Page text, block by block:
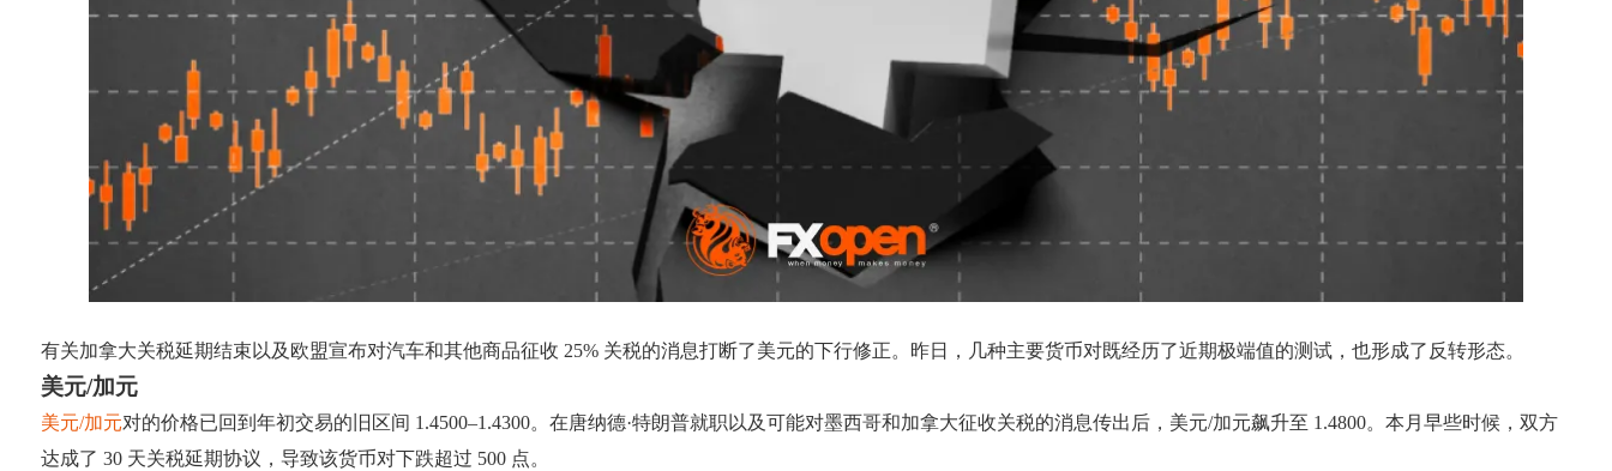
有关加拿大关税延期结束以及欧盟宣布对汽车和其他商品征收 25% 关税的消息打断了美元的下行修正。昨日，几种主要货币对既经历了近期极端值的测试，也形成了反转形态。
美元/加元
美元/加元对的价格已回到年初交易的旧区间 1.4500–1.4300。在唐纳德·特朗普就职以及可能对墨西哥和加拿大征收关税的消息传出后，美元/加元飙升至 1.4800。本月早些时候，双方
达成了 30 天关税延期协议，导致该货币对下跌超过 500 点。